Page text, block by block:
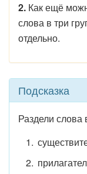
2. Как ещё
слова в три
отдельно.
Подсказка
Раздели слова